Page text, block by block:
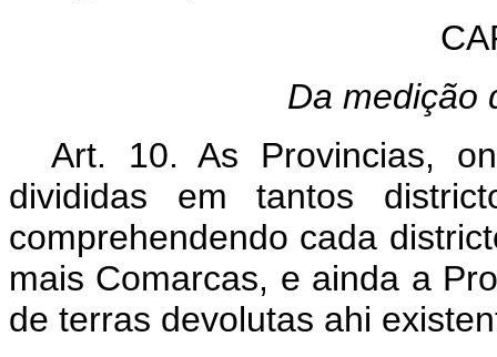
Da medição
Art. 10. As Provincias,
divididas em tantos
comprehendendo cada
mais Comarcas, e ainda a
de terras devolutas ahi